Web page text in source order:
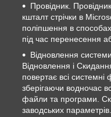
Провідник.
кшталт стрічки в
поліпшення в способах
під час перенесення
Відновлення
Відновлення і
повертає всі системні
зберігаючи водночас
файли та програми.
заводських параметрів.